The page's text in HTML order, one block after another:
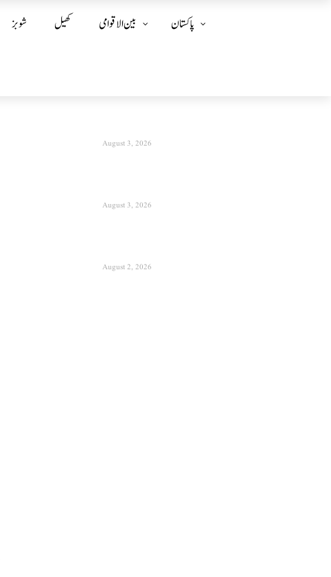
شوبز کھیل بین الا قوامی پاکستان
August 3, 2026
August 3, 2026
August 2, 2026